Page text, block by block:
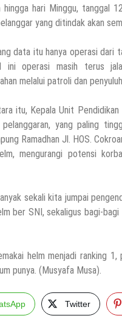
hingga hari Minggu, tanggal
yang ditindak akan
data itu hanya operasi dari
ini operasi masih terus
melalui patroli dan
itu, Kepala Unit
yang paling
Ramadhan Jl. HOS.
mengurangi potensi
sekali kita jumpai
ber SNI, sekaligus bagi-
helm menjadi ranking 1,
punya. (Musyafa Musa).
Twitter